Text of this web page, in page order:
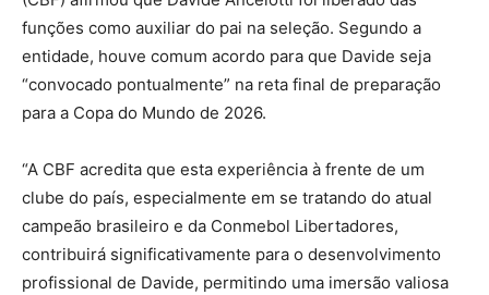
funções como auxiliar do pai na seleção. Segundo a
entidade, houve comum acordo para que Davide seja
“convocado pontualmente” na reta final de preparação
para a Copa do Mundo de 2026.
“A CBF acredita que esta experiência à frente de um
clube do país, especialmente em se tratando do atual
campeão brasileiro e da Conmebol Libertadores,
contribuirá significativamente para o desenvolvimento
profissional de Davide, permitindo uma imersão valiosa